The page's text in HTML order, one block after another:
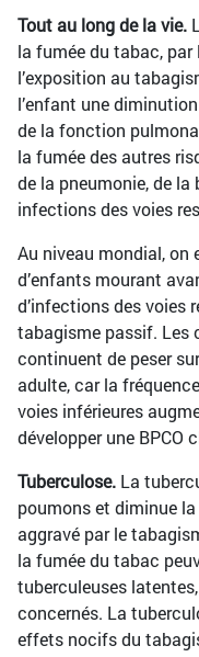
Tout au long de la vie.
la fumée du tabac, par
l’exposition au
l’enfant une
de la fonction
la fumée des autres
de la pneumonie, de
infections des voies
Au niveau mondial, on
d’enfants mourant
d’infections des voies
tabagisme passif. Les
continuent de peser
adulte, car la
voies inférieures
développer une BPCO
Tuberculose. La
poumons et diminue
aggravé par le
la fumée du tabac
tuberculeuses
concernés. La
effets nocifs du